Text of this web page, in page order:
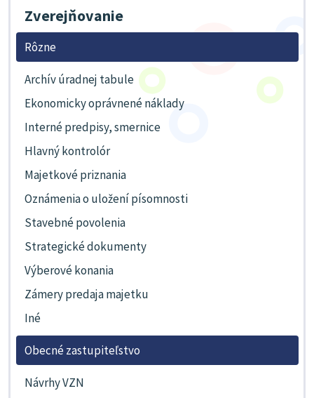
Zverejňovanie
Rôzne
Archív úradnej tabule
Ekonomicky oprávnené náklady
Interné predpisy, smernice
Hlavný kontrolór
Majetkové priznania
Oznámenia o uložení písomnosti
Stavebné povolenia
Strategické dokumenty
Výberové konania
Zámery predaja majetku
Iné
Obecné zastupiteľstvo
Návrhy VZN